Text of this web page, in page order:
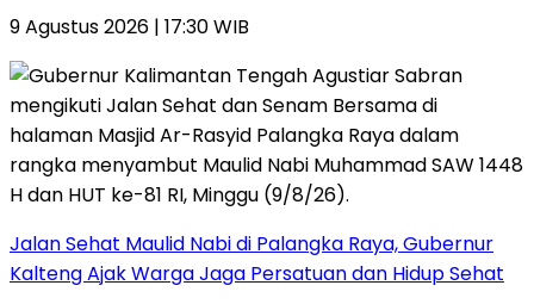
9 Agustus 2026 | 17:30 WIB
Jalan Sehat Maulid Nabi di Palangka Raya, Gubernur
Kalteng Ajak Warga Jaga Persatuan dan Hidup Sehat